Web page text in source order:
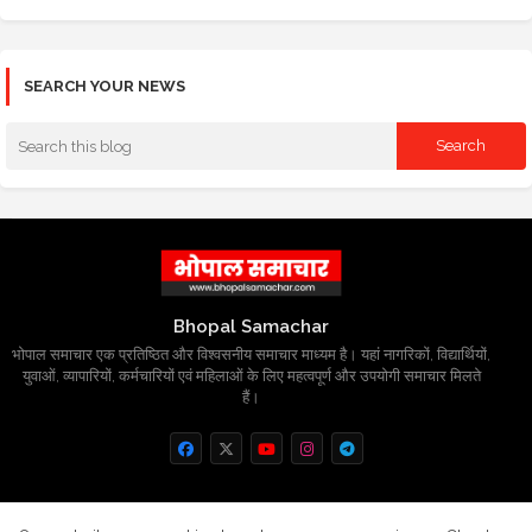
SEARCH YOUR NEWS
Bhopal Samachar
भोपाल समाचार एक प्रतिष्ठित और विश्वसनीय समाचार माध्यम है। यहां नागरिकों, विद्यार्थियों,
युवाओं, व्यापारियों, कर्मचारियों एवं महिलाओं के लिए महत्वपूर्ण और उपयोगी समाचार मिलते
हैं।